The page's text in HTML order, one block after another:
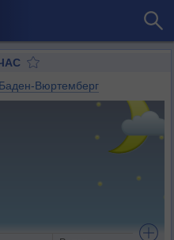
Вюртемберг